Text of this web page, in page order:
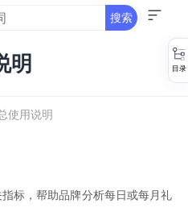
搜索
明
使用说明
标，帮助品牌分析每日或每月礼